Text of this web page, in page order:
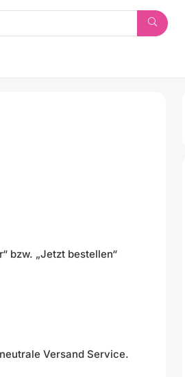
bzw. „Jetzt bestellen“
Versand Service.